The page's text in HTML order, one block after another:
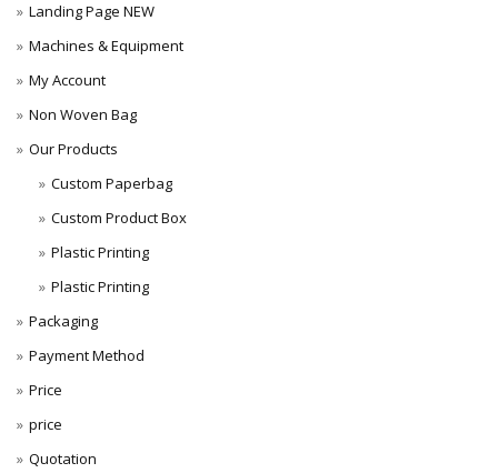
Landing Page NEW
Machines & Equipment
My Account
Non Woven Bag
Our Products
Custom Paperbag
Custom Product Box
Plastic Printing
Plastic Printing
Packaging
Payment Method
Price
price
Quotation